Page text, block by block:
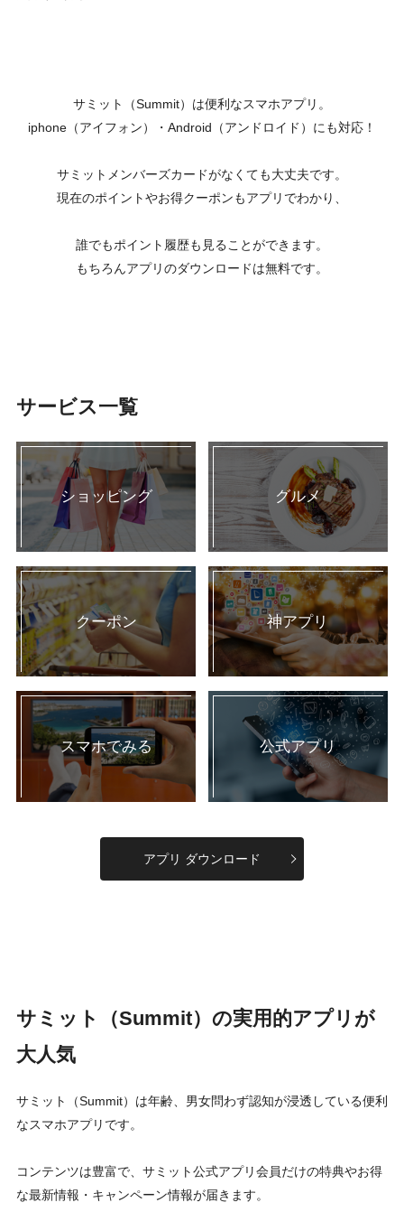
サミット（Summit）は便利なスマホアプリ。
iphone（アイフォン）・Android（アンドロイド）にも対応！
サミットメンバーズカードがなくても大丈夫です。
現在のポイントやお得クーポンもアプリでわかり、
誰でもポイント履歴も見ることができます。
もちろんアプリのダウンロードは無料です。
サービス一覧
ショッピング グルメ
クーポン 神アプリ
スマホでみる 公式アプリ
アプリ ダウンロード
サミット（Summit）の実用的アプリが
大人気
サミット（Summit）は年齢、男女問わず認知が浸透している便利
なスマホアプリです。
コンテンツは豊富で、サミット公式アプリ会員だけの特典やお得
な最新情報・キャンペーン情報が届きます。